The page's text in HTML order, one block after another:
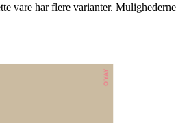
vare har flere varianter. Mulighederne